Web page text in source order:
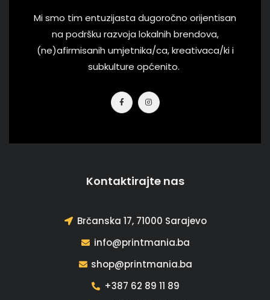
Mi smo tim entuzijasta dugoročno orijentisan
na podršku razvoja lokalnih brendova,
(ne)afirmisanih umjetnika/ca, kreativaca/ki i
subkulture općenito.
Kontaktirajte nas
Brčanska 17, 71000 Sarajevo
info@printmania.ba
shop@printmania.ba
+387 62 89 11 89